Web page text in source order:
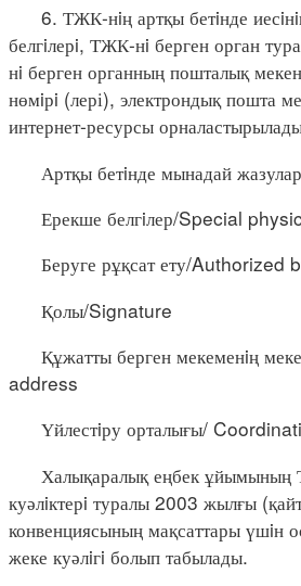
6. ТЖК-нiң артқы бетiнде
белгiлерi, ТЖК-нi берген орган
нi берген органның пошталық
нөмiрi (лері), электрондық пошта
интернет-ресурсы
Артқы бетiнде мынадай жазулар
Ерекше белгiлер/Special
Беруге рұқсат ету/Authorized
Қолы/Signature
Құжатты берген мекеменiң
address
Үйлестiру орталығы/
Халықаралық еңбек ұйымының
куәлiктерi туралы 2003 жылғы
конвенциясының мақсаттары үшiн
жеке куәлiгi болып табылады.